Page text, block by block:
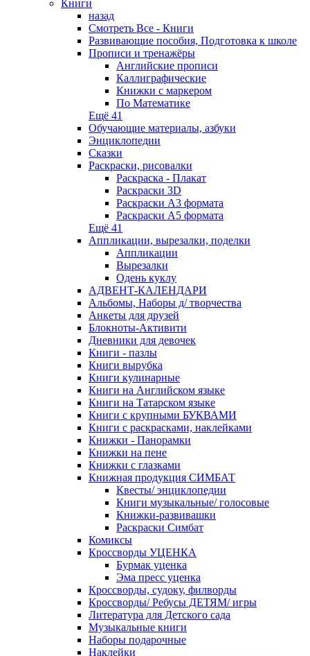
Книги
назад
Смотреть Все - Книги
Развивающие пособия, Подготовка к школе
Прописи и тренажёры
Английские прописи
Каллиграфические
Книжки с маркером
По Математике
Ещё 41
Обучающие материалы, азбуки
Энциклопедии
Сказки
Раскраски, рисовалки
Раскраска - Плакат
Раскраски 3D
Раскраски А3 формата
Раскраски А5 формата
Ещё 41
Аппликации, вырезалки, поделки
Аппликации
Вырезалки
Одень куклу
АДВЕНТ-КАЛЕНДАРИ
Альбомы, Наборы д/ творчества
Анкеты для друзей
Блокноты-Активити
Дневники для девочек
Книги - пазлы
Книги вырубка
Книги кулинарные
Книги на Английском языке
Книги на Татарском языке
Книги с крупными БУКВАМИ
Книги с раскрасками, наклейками
Книжки - Панорамки
Книжки на пене
Книжки с глазками
Книжная продукция СИМБАТ
Квесты/ энциклопедии
Книги музыкальные/ голосовые
Книжки-развивашки
Раскраски Симбат
Комиксы
Кроссворды УЦЕНКА
Бурмак уценка
Эма пресс уценка
Кроссворды, судоку, филворды
Кроссворды/ Ребусы ДЕТЯМ/ игры
Литература для Детского сада
Музыкальные книги
Наборы подарочные
Наклейки